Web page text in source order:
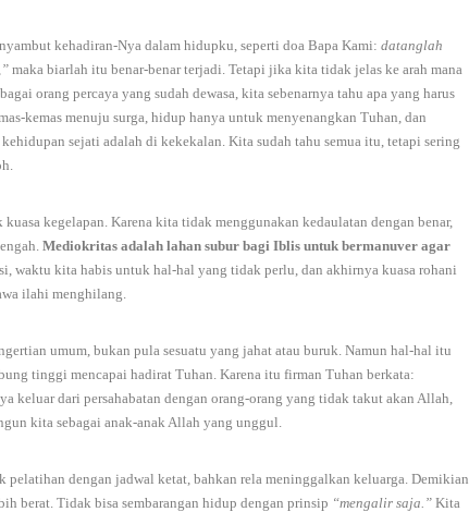
kehadiran-Nya dalam hidupku, seperti doa Bapa Kami: datanglah
maka biarlah itu benar-benar terjadi. Tetapi jika kita tidak jelas ke arah mana
orang percaya yang sudah dewasa, kita sebenarnya tahu apa yang harus
kemas menuju surga, hidup hanya untuk menyenangkan Tuhan, dan
sejati adalah di kekekalan. Kita sudah tahu semua itu, tetapi sering
kegelapan. Karena kita tidak menggunakan kedaulatan dengan benar,
Mediokritas adalah lahan subur bagi Iblis untuk bermanuver agar
waktu kita habis untuk hal-hal yang tidak perlu, dan akhirnya kuasa rohani
ilahi menghilang.
umum, bukan pula sesuatu yang jahat atau buruk. Namun hal-hal itu
tinggi mencapai hadirat Tuhan. Karena itu firman Tuhan berkata:
keluar dari persahabatan dengan orang-orang yang tidak takut akan Allah,
kita sebagai anak-anak Allah yang unggul.
pelatihan dengan jadwal ketat, bahkan rela meninggalkan keluarga. Demikian
berat. Tidak bisa sembarangan hidup dengan prinsip “mengalir saja.” Kita